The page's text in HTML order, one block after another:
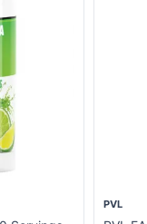
PVL